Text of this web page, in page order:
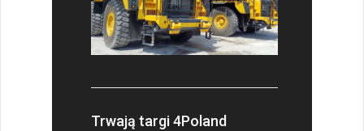
Trwają targi 4Poland